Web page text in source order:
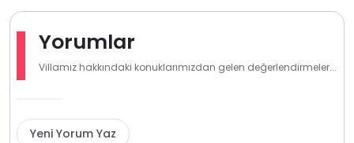
Yorumlar
Villamız hakkındaki konuklarımızdan gelen değerlendirmeler...
Yeni Yorum Yaz